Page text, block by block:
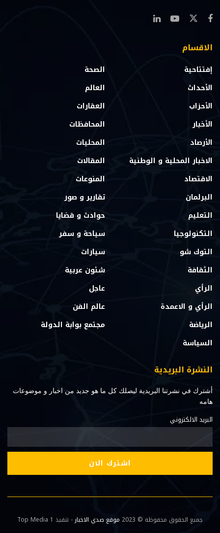
الاقسام
إفتتاحية
الأحداث
الأحزاب
الأخبار
الأرصاد
الاخبار المحلية و الوطنية
الاقتصاد
البرلمان
التعليم
التكنولوجيا
التوك شو
الثقافة
الرأي
الرأي و الاعمدة
الرياضة
السياسة
الصحة
العالم
العقارات
المحافظات
المحليات
المقالات
المنوعات
تقارير و صور
حوادث و قضايا
سياحة و سفر
سيارات
شئون عربية
عاجل
عالم الفن
مجتمع بوابة الدولة
النشرة البريدية
أشترك في نشرتنا البريدية ليصلك كل ما هو جديد من اخبار و موضوعات
هامه
البريد الالكتروني
جميع الحقوق محفوظه © 2023 موقع صدي الاخبار - تنفيذ Top Media 1